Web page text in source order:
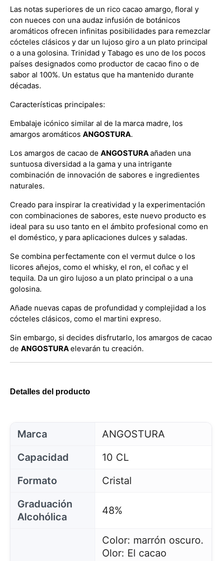
Las notas superiores de un rico cacao amargo, floral y
con nueces con una audaz infusión de botánicos
aromáticos ofrecen infinitas posibilidades para remezclar
cócteles clásicos y dar un lujoso giro a un plato principal
o a una golosina. Trinidad y Tabago es uno de los pocos
países designados como productor de cacao fino o de
sabor al 100%. Un estatus que ha mantenido durante
décadas.
Características principales:
Embalaje icónico similar al de la marca madre, los
amargos aromáticos ANGOSTURA.
Los amargos de cacao de ANGOSTURAañaden una
suntuosa diversidad a la gama y una intrigante
combinación de innovación de sabores e ingredientes
naturales.
Creado para inspirar la creatividad y la experimentación
con combinaciones de sabores, este nuevo producto es
ideal para su uso tanto en el ámbito profesional como en
el doméstico, y para aplicaciones dulces y saladas.
Se combina perfectamente con el vermut dulce o los
licores añejos, como el whisky, el ron, el coñac y el
tequila. Da un giro lujoso a un plato principal o a una
golosina.
Añade nuevas capas de profundidad y complejidad a los
cócteles clásicos, como el martini expreso.
Sin embargo, si decides disfrutarlo, los amargos de cacao
de ANGOSTURAelevarán tu creación.
Detalles del producto
Marca
ANGOSTURA
Capacidad
10 CL
Formato
Cristal
Graduación
Alcohólica
48%
Color: marrón oscuro.
Olor: El cacao